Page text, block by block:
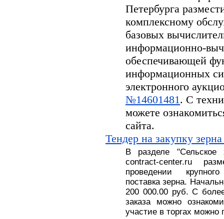
Петербурга
комплексному
базовых
информационно-
обеспечивающей
информационных
электронного
№14601481 . С
можете
сайта.
Тендер на закупку
В разделе "Сельское
contract-center.ru
проведении
поставказерна. На
200 000.00 руб. С
заказа можно
участие в торгах можно